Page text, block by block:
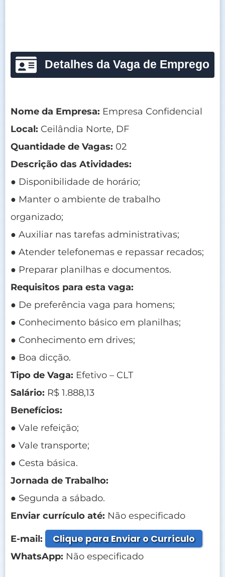
Detalhes da Vaga de Emprego
Nome da Empresa: Empresa Confidencial
Local: Ceilândia Norte, DF
Quantidade de Vagas: 02
Descrição das Atividades:
● Disponibilidade de horário;
● Manter o ambiente de trabalho
organizado;
● Auxiliar nas tarefas administrativas;
● Atender telefonemas e repassar recados;
● Preparar planilhas e documentos.
Requisitos para esta vaga:
● De preferência vaga para homens;
● Conhecimento básico em planilhas;
● Conhecimento em drives;
● Boa dicção.
Tipo de Vaga: Efetivo – CLT
Salário: R$ 1.888,13
Benefícios:
● Vale refeição;
● Vale transporte;
● Cesta básica.
Jornada de Trabalho:
● Segunda a sábado.
Enviar currículo até: Não especificado
E-mail: Clique para Enviar o Currículo
WhatsApp: Não especificado